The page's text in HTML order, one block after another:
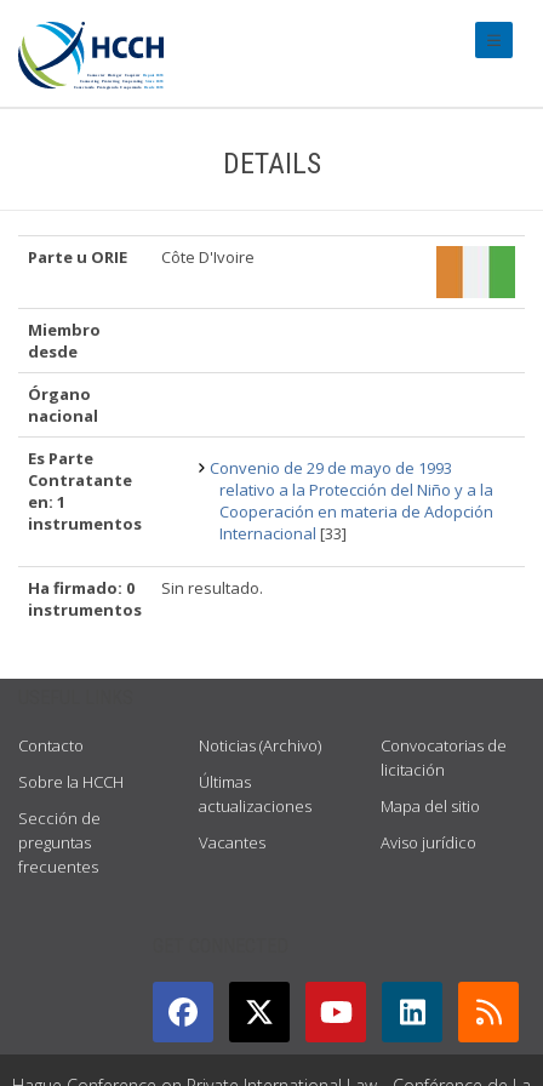
DETAILS
Parte u ORIE Côte D'Ivoire
Miembro
desde
Órgano
nacional
Es Parte
Contratante
en: 1
instrumentos
Convenio de 29 de mayo de 1993
relativo a la Protección del Niño y a la
Cooperación en materia de Adopción
Internacional [33]
Ha firmado: 0
instrumentos
Sin resultado.
Contacto
Sobre la HCCH
Sección de
preguntas
frecuentes
Noticias (Archivo)
Últimas
actualizaciones
Vacantes
Convocatorias de
licitación
Mapa del sitio
Aviso jurídico